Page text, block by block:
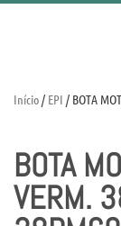
Início/ EPI / BOTA
BOTA
VERM.